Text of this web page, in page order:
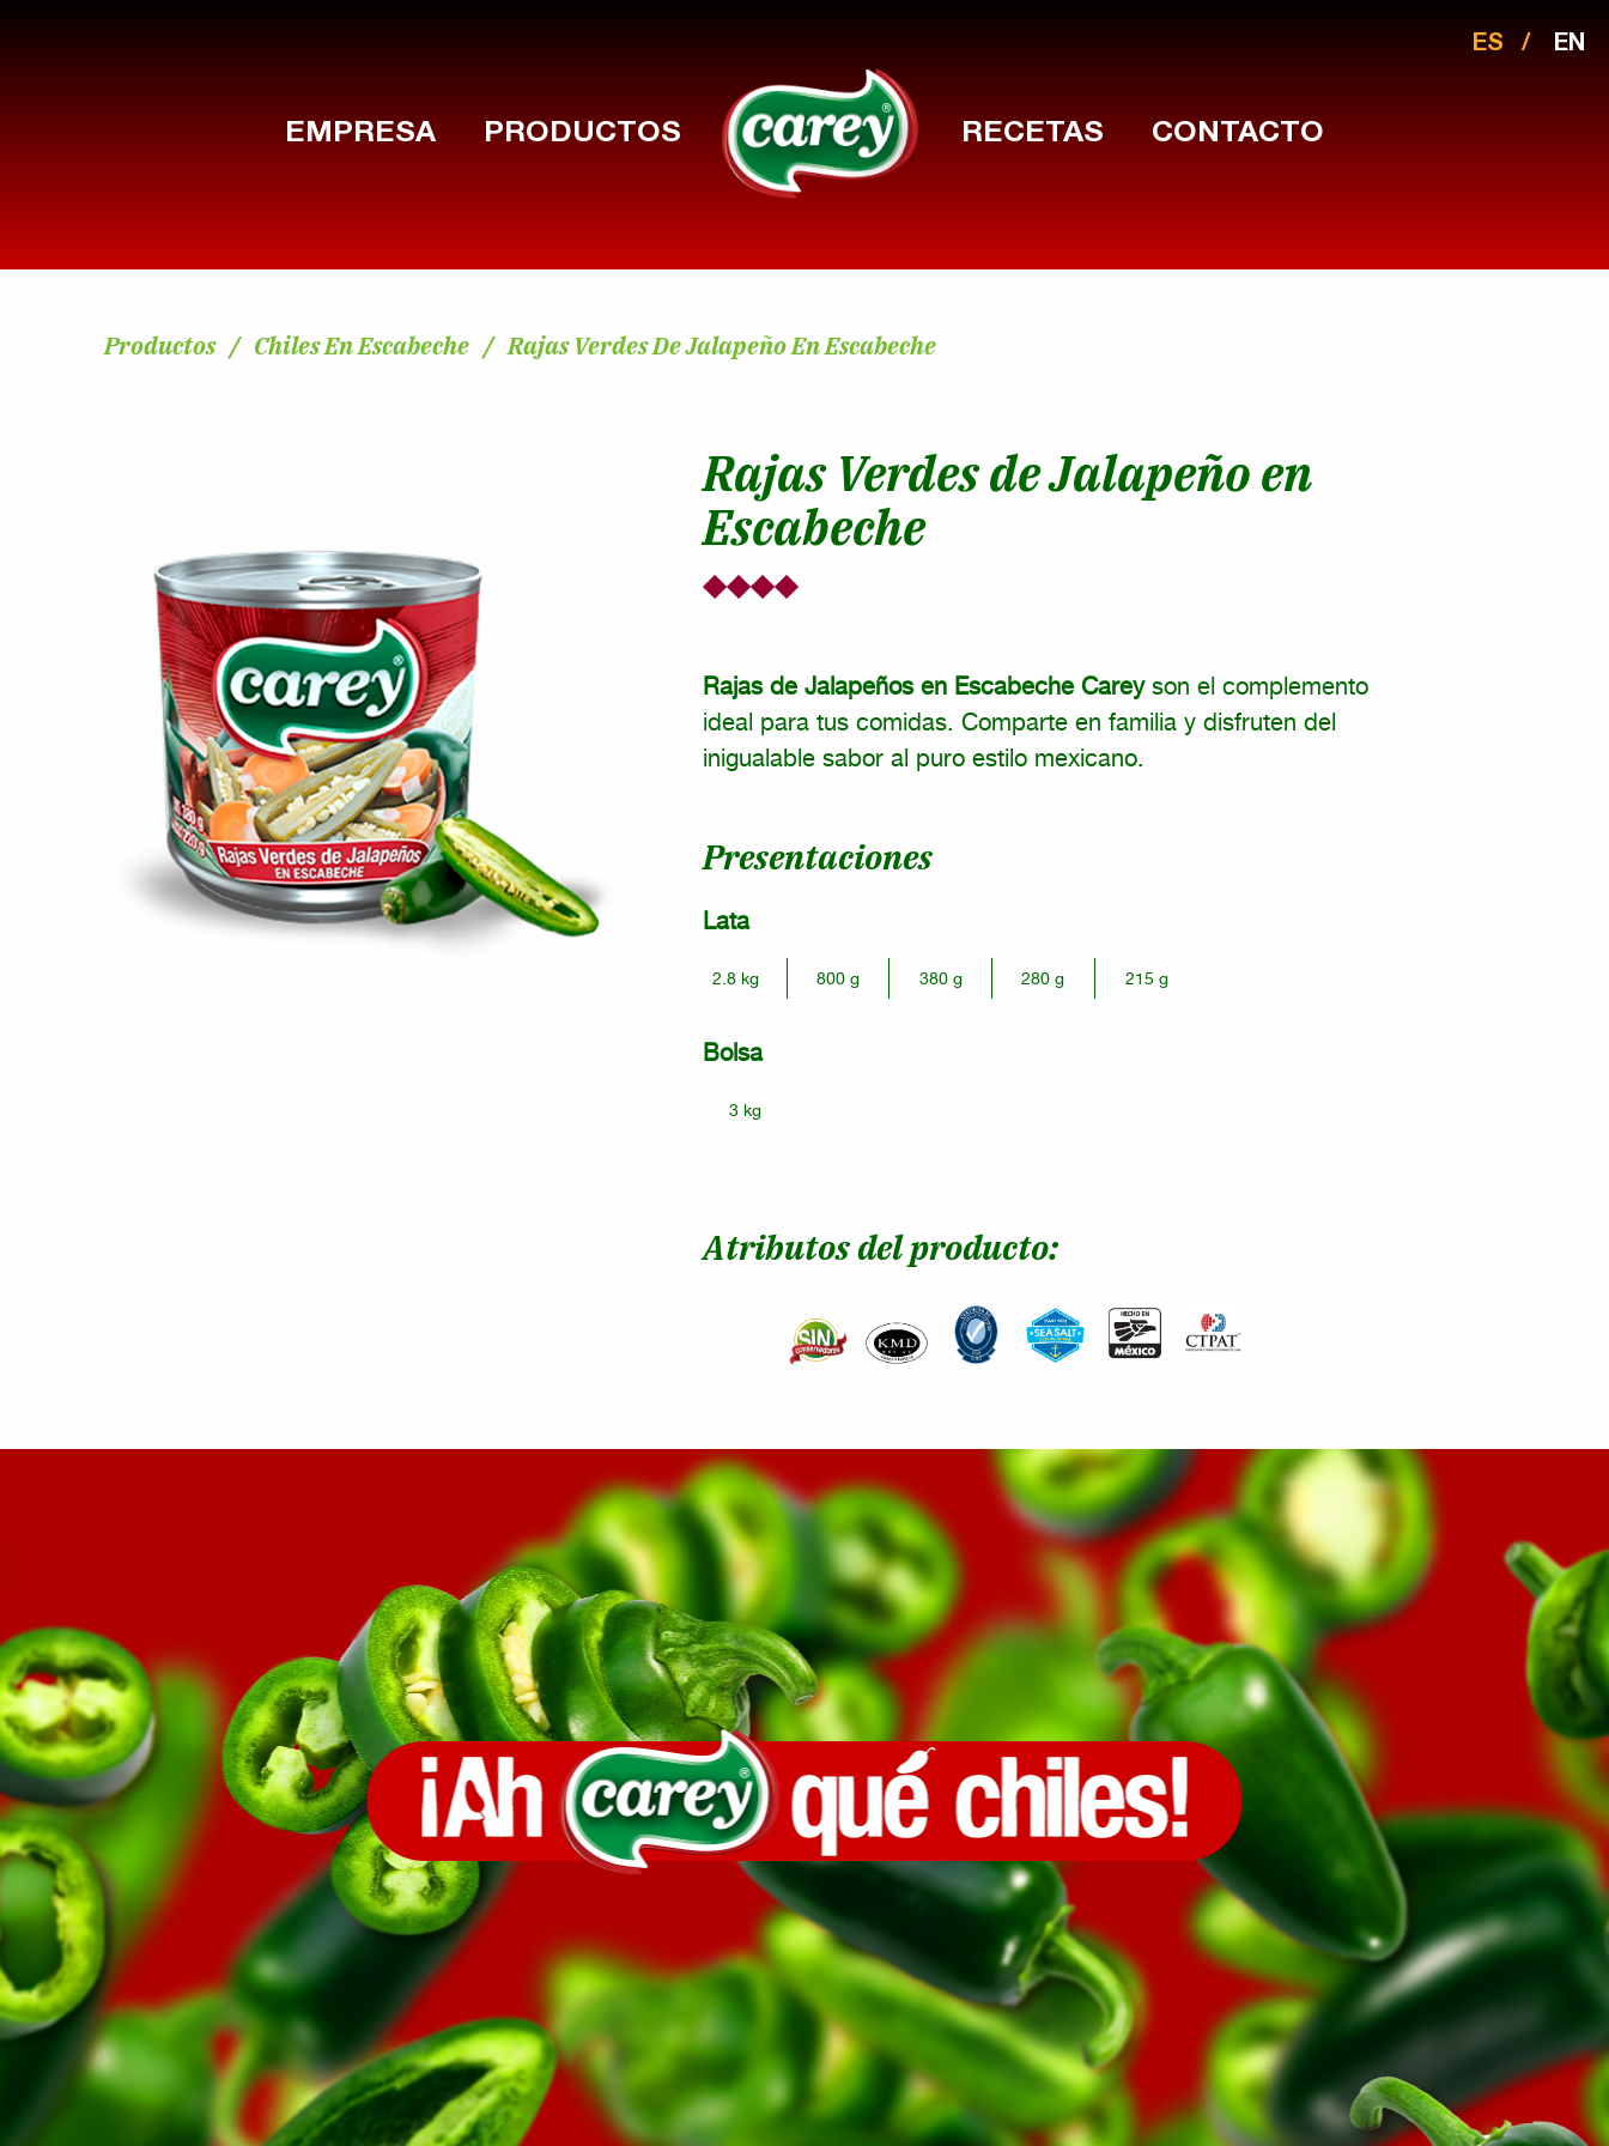
EMPRESA PRODUCTOS RECETAS CONTACTO
ES EN
Productos Chiles En Escabeche Rajas Verdes De Jalapeño En Escabeche
Rajas Verdes de Jalapeño en
Escabeche
Rajas de Jalapeños en Escabeche Careyson el complemento
ideal para tus comidas. Comparte en familia y disfruten del
inigualable sabor al puro estilo mexicano.
Presentaciones
Lata
2.8 kg 800 g 380 g 280 g 215 g
Bolsa
3 kg
Atributos del producto: